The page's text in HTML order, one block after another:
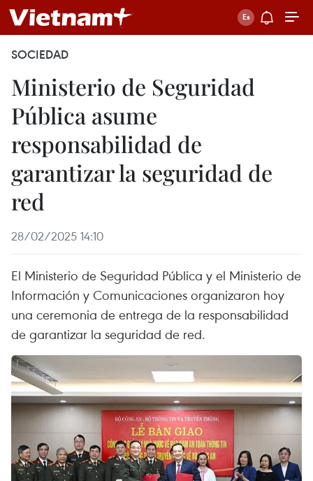
SOCIEDAD
Ministerio de Seguridad
Pública asume
responsabilidad de
garantizar la seguridad de
red
28/02/2025 14:10
El Ministerio de Seguridad Pública y el Ministerio de
Información y Comunicaciones organizaron hoy
una ceremonia de entrega de la responsabilidad
de garantizar la seguridad de red.